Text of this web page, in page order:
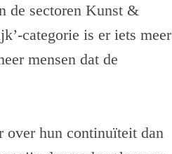
de sectoren Kunst &
categorie is er iets meer
mensen dat de
over hun continuïteit dan